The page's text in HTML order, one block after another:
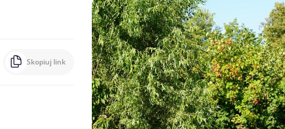
Skopiuj link